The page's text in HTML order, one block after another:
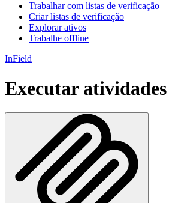
Trabalhar com listas de verificação
Criar listas de verificação
Explorar ativos
Trabalhe offline
InField
Executar atividades